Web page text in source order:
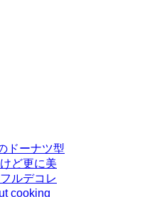
ドーナツ型
ど更に美
ルデコレ
cooking